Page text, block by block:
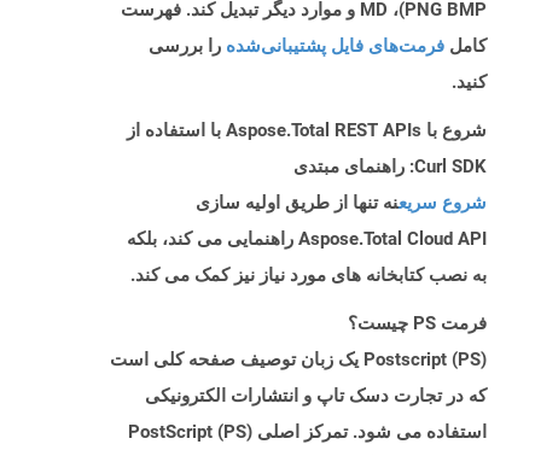
PNG BMP)، MD و موارد دیگر تبدیل کند. فهرست
کامل فرمت‌های فایل پشتیبانی‌شده را بررسی
کنید.
شروع با Aspose.Total REST APIs با استفاده از
Curl SDK: راهنمای مبتدی
شروع سریعنه تنها از طریق اولیه سازی
Aspose.Total Cloud API راهنمایی می کند، بلکه
به نصب کتابخانه های مورد نیاز نیز کمک می کند.
فرمت PS چیست؟
Postscript (PS) یک زبان توصیف صفحه کلی است
که در تجارت دسک تاپ و انتشارات الکترونیکی
استفاده می شود. تمرکز اصلی PostScript (PS)